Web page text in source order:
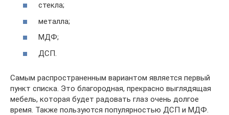
стекла;
металла;
МДФ;
ДСП.
Самым распространенным вариантом является первый
пункт списка. Это благородная, прекрасно выглядящая
мебель, которая будет радовать глаз очень долгое
время. Также пользуются популярностью ДСП и МДФ.